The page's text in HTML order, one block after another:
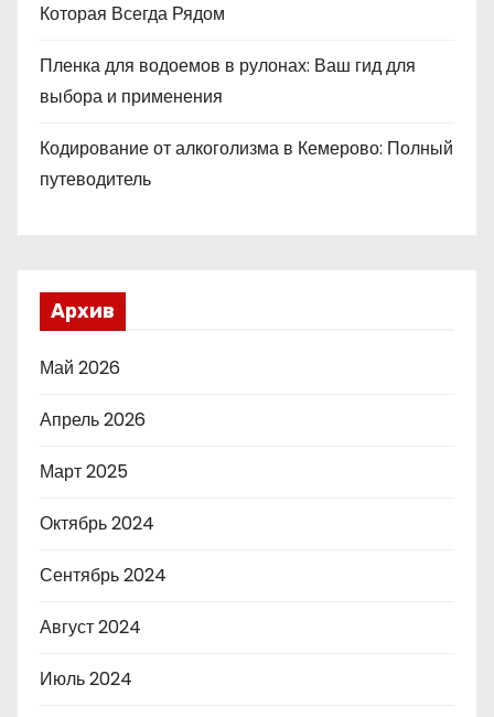
Которая Всегда Рядом
Пленка для водоемов в рулонах: Ваш гид для
выбора и применения
Кодирование от алкоголизма в Кемерово: Полный
путеводитель
Архив
Май 2026
Апрель 2026
Март 2025
Октябрь 2024
Сентябрь 2024
Август 2024
Июль 2024